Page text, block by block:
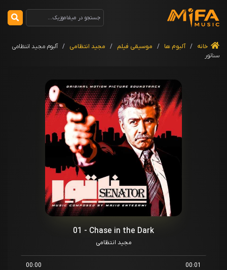
خانه / آلبوم ها / موسیقی فیلم / مجید انتظامی / آلبوم مجید انتظامی
سناتور
01 - Chase in the Dark
مجید انتظامی
00:00 00:01